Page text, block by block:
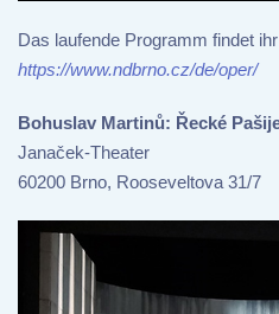
Das laufende Programm findet
https://www.ndbrno.cz/de/oper/
Bohuslav Martinů: Řecké
Janaček-Theater
60200 Brno, Rooseveltova 31/7